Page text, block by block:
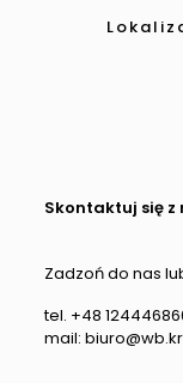
Skontaktuj się z
Zadzoń do nas
tel. +48
mail: